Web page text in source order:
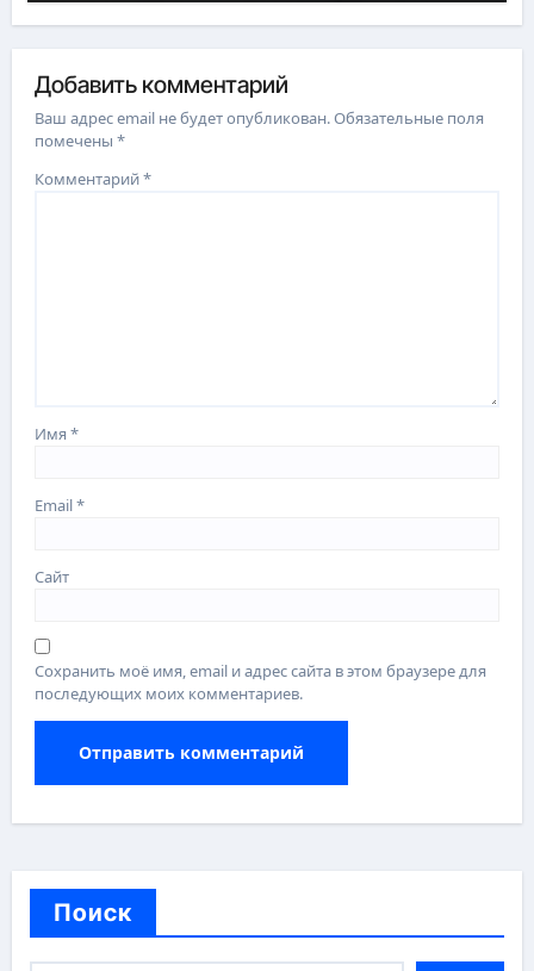
Добавить комментарий
Ваш адрес email не будет опубликован.Обязательные поля
помечены*
Комментарий*
Имя*
Email*
Сайт
Сохранить моё имя, email и адрес сайта в этом браузере для
последующих моих комментариев.
Поиск